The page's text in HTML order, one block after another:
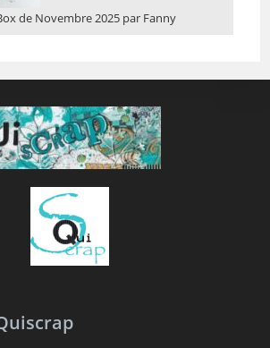
de Novembre 2025 par Fanny